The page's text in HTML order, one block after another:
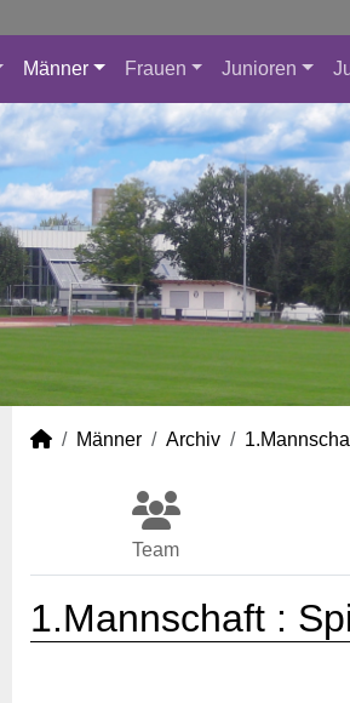
Männer Frauen Junioren
Männer Archiv
Team
1.Mannschaft :